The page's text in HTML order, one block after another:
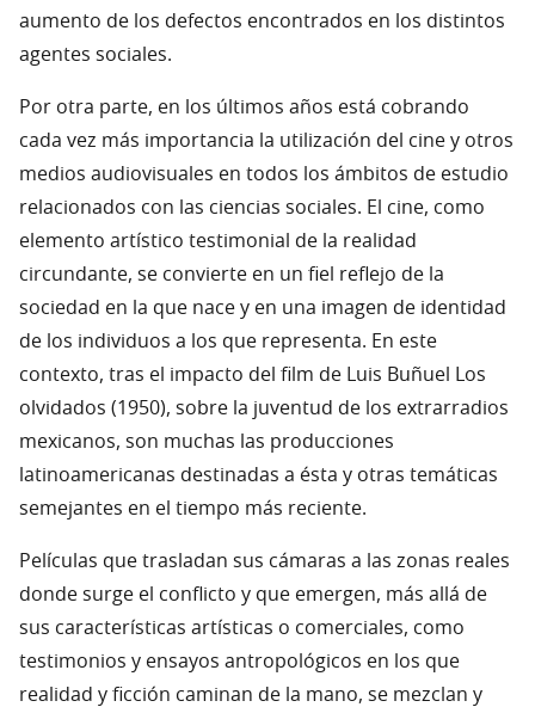
aumento de los defectos encontrados en los distintos
agentes sociales.
Por otra parte, en los últimos años está cobrando
cada vez más importancia la utilización del cine y otros
medios audiovisuales en todos los ámbitos de estudio
relacionados con las ciencias sociales. El cine, como
elemento artístico testimonial de la realidad
circundante, se convierte en un fiel reflejo de la
sociedad en la que nace y en una imagen de identidad
de los individuos a los que representa. En este
contexto, tras el impacto del film de Luis Buñuel Los
olvidados (1950), sobre la juventud de los extrarradios
mexicanos, son muchas las producciones
latinoamericanas destinadas a ésta y otras temáticas
semejantes en el tiempo más reciente.
Películas que trasladan sus cámaras a las zonas reales
donde surge el conflicto y que emergen, más allá de
sus características artísticas o comerciales, como
testimonios y ensayos antropológicos en los que
realidad y ficción caminan de la mano, se mezclan y